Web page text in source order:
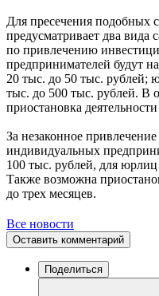
Для пресечения подобных
предусматривает два вида
по привлечению
предпринимателей будут
20 тыс. до 50 тыс. рублей;
тыс. до 500 тыс. рублей. В
приостановка
За незаконное
индивидуальных
100 тыс. рублей, для
Также возможна
до трех месяцев.
Все новости
Оставить комментарий
Поделиться